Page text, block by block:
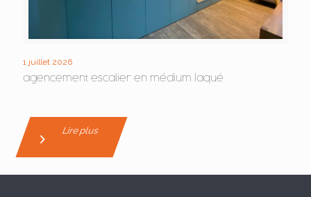
1 juillet 2026
agencement escalier en médium laqué
Lire plus